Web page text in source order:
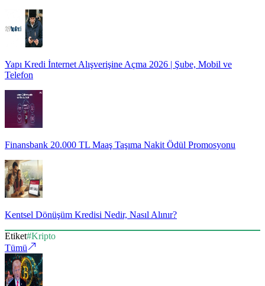
Yapı Kredi İnternet Alışverişine Açma 2026 | Şube, Mobil ve
Telefon
Finansbank 20.000 TL Maaş Taşıma Nakit Ödül Promosyonu
Kentsel Dönüşüm Kredisi Nedir, Nasıl Alınır?
Etiket#Kripto
Tümü